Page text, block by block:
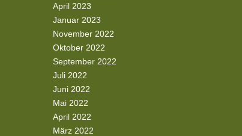
April 2023
Januar 2023
November 2022
Oktober 2022
September 2022
Juli 2022
Juni 2022
Mai 2022
April 2022
März 2022